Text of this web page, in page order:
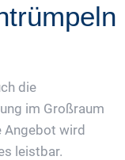
die
im Großraum
Angebot wird
leistbar.